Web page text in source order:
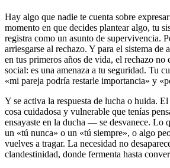
Hay algo que nadie te cuenta sobre
momento en que decides plantear algo, tu
registra como un asunto de supervivencia.
arriesgarse al rechazo. Y para el sistema de
en tus primeros años de vida, el rechazo no
social: es una amenaza a tu seguridad. Tu
«mi pareja podría restarle importancia» y
Y se activa la respuesta de lucha o huida.
cosa cuidadosa y vulnerable que tenías
ensayaste en la ducha — se desvanece. Lo
un «tú nunca» o un «tú siempre», o algo
vuelves a tragar. La necesidad no
clandestinidad, donde fermenta hasta